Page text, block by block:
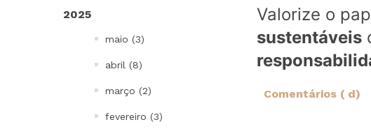
2025
maio (3)
abril (8)
março (2)
fevereiro (3)
Valorize o
sustentáveis
Comentários ( d)